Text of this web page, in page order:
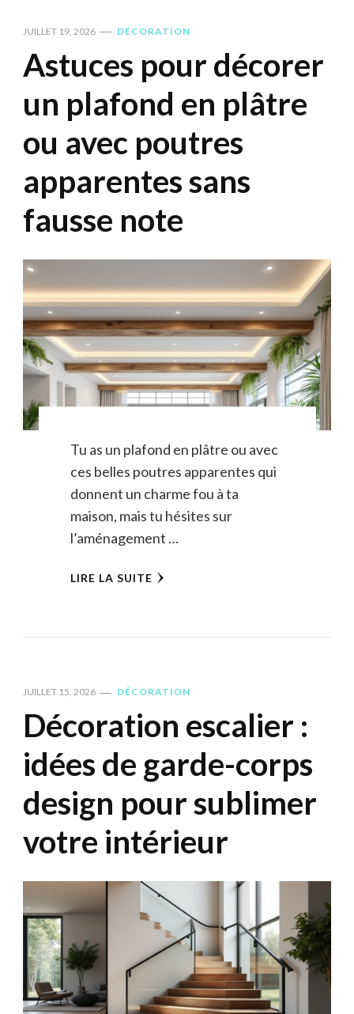
JUILLET 19, 2026 DÉCORATION
Astuces pour décorer
un plafond en plâtre
ou avec poutres
apparentes sans
fausse note
Tu as un plafond en plâtre ou avec
ces belles poutres apparentes qui
donnent un charme fou à ta
maison, mais tu hésites sur
l’aménagement …
LIRE LA SUITE
JUILLET 15, 2026 DÉCORATION
Décoration escalier :
idées de garde-corps
design pour sublimer
votre intérieur